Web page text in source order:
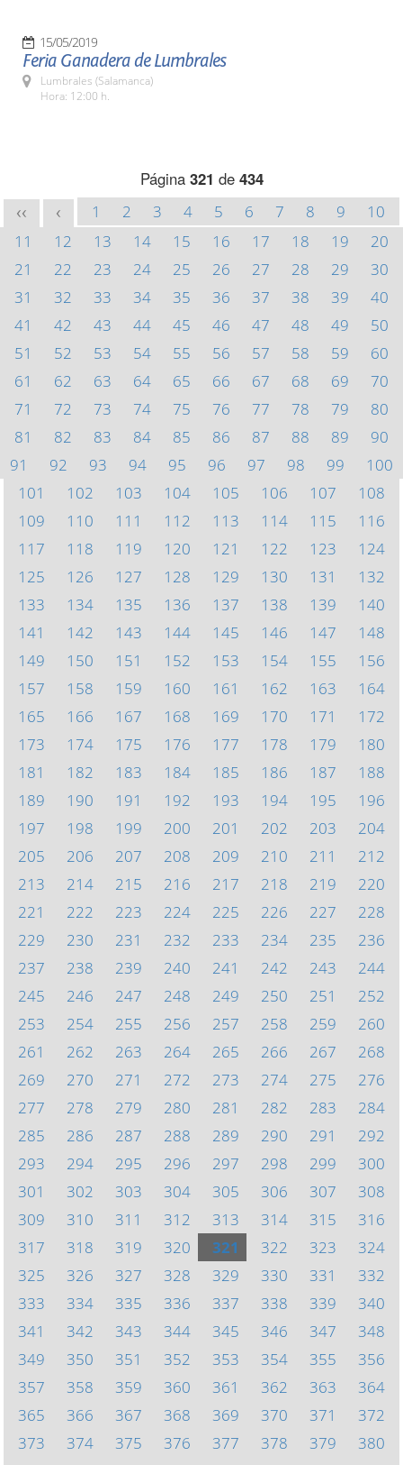
15/05/2019
Feria Ganadera de Lumbrales
Lumbrales (Salamanca)
Hora: 12:00 h.
Página 321 de 434
<< < 1 2 3 4 5 6 7 8 9
10
11
12 13 14 15 16 17 18 19
20
21
22 23 24 25 26 27 28 29
30
31
32 33 34 35 36 37 38 39
40
41
42 43 44 45 46 47 48 49
50
51
52 53 54 55 56 57 58 59
60
61
62 63 64 65 66 67 68 69
70
71
72 73 74 75 76 77 78 79
80
81
82 83 84 85 86 87 88 89
90
91
92 93 94 95 96 97 98 99
100
101
102 103 104 105 106 107
108
109
110 111 112 113 114 115
116
117
118 119 120 121 122 123
124
125
126 127 128 129 130 131
132
133
134 135 136 137 138 139
140
141
142 143 144 145 146 147
148
149
150 151 152 153 154 155
156
157
158 159 160 161 162 163
164
165
166 167 168 169 170 171
172
173
174 175 176 177 178 179
180
181
182 183 184 185 186 187
188
189
190 191 192 193 194 195
196
197
198 199 200 201 202 203
204
205
206 207 208 209 210 211
212
213
214 215 216 217 218 219
220
221
222 223 224 225 226 227
228
229
230 231 232 233 234 235
236
237
238 239 240 241 242 243
244
245
246 247 248 249 250 251
252
253
254 255 256 257 258 259
260
261
262 263 264 265 266 267
268
269
270 271 272 273 274 275
276
277
278 279 280 281 282 283
284
285
286 287 288 289 290 291
292
293
294 295 296 297 298 299
300
301
302 303 304 305 306 307
308
309
310 311 312 313 314 315
316
317
318 319 320 321 322 323
324
325
326 327 328 329 330 331
332
333
334 335 336 337 338 339
340
341
342 343 344 345 346 347
348
349
350 351 352 353 354 355
356
357
358 359 360 361 362 363
364
365
366 367 368 369 370 371
372
373
374 375 376 377 378 379
380